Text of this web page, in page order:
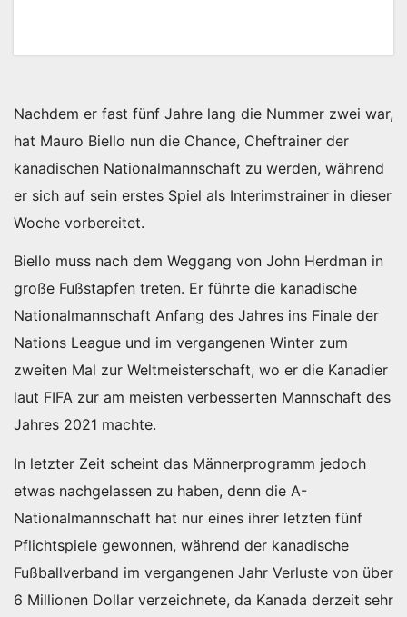
Nachdem er fast fünf Jahre lang die Nummer zwei war,
hat Mauro Biello nun die Chance, Cheftrainer der
kanadischen Nationalmannschaft zu werden, während
er sich auf sein erstes Spiel als Interimstrainer in dieser
Woche vorbereitet.
Biello muss nach dem Weggang von John Herdman in
große Fußstapfen treten. Er führte die kanadische
Nationalmannschaft Anfang des Jahres ins Finale der
Nations League und im vergangenen Winter zum
zweiten Mal zur Weltmeisterschaft, wo er die Kanadier
laut FIFA zur am meisten verbesserten Mannschaft des
Jahres 2021 machte.
In letzter Zeit scheint das Männerprogramm jedoch
etwas nachgelassen zu haben, denn die A-
Nationalmannschaft hat nur eines ihrer letzten fünf
Pflichtspiele gewonnen, während der kanadische
Fußballverband im vergangenen Jahr Verluste von über
6 Millionen Dollar verzeichnete, da Kanada derzeit sehr